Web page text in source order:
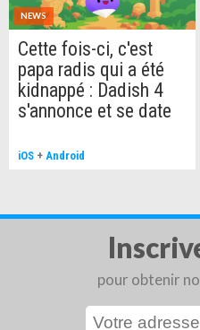
NEWS
Cette fois-ci, c'est
papa radis qui a été
kidnappé : Dadish 4
s'annonce et se date
iOS + Android
pour obtenir